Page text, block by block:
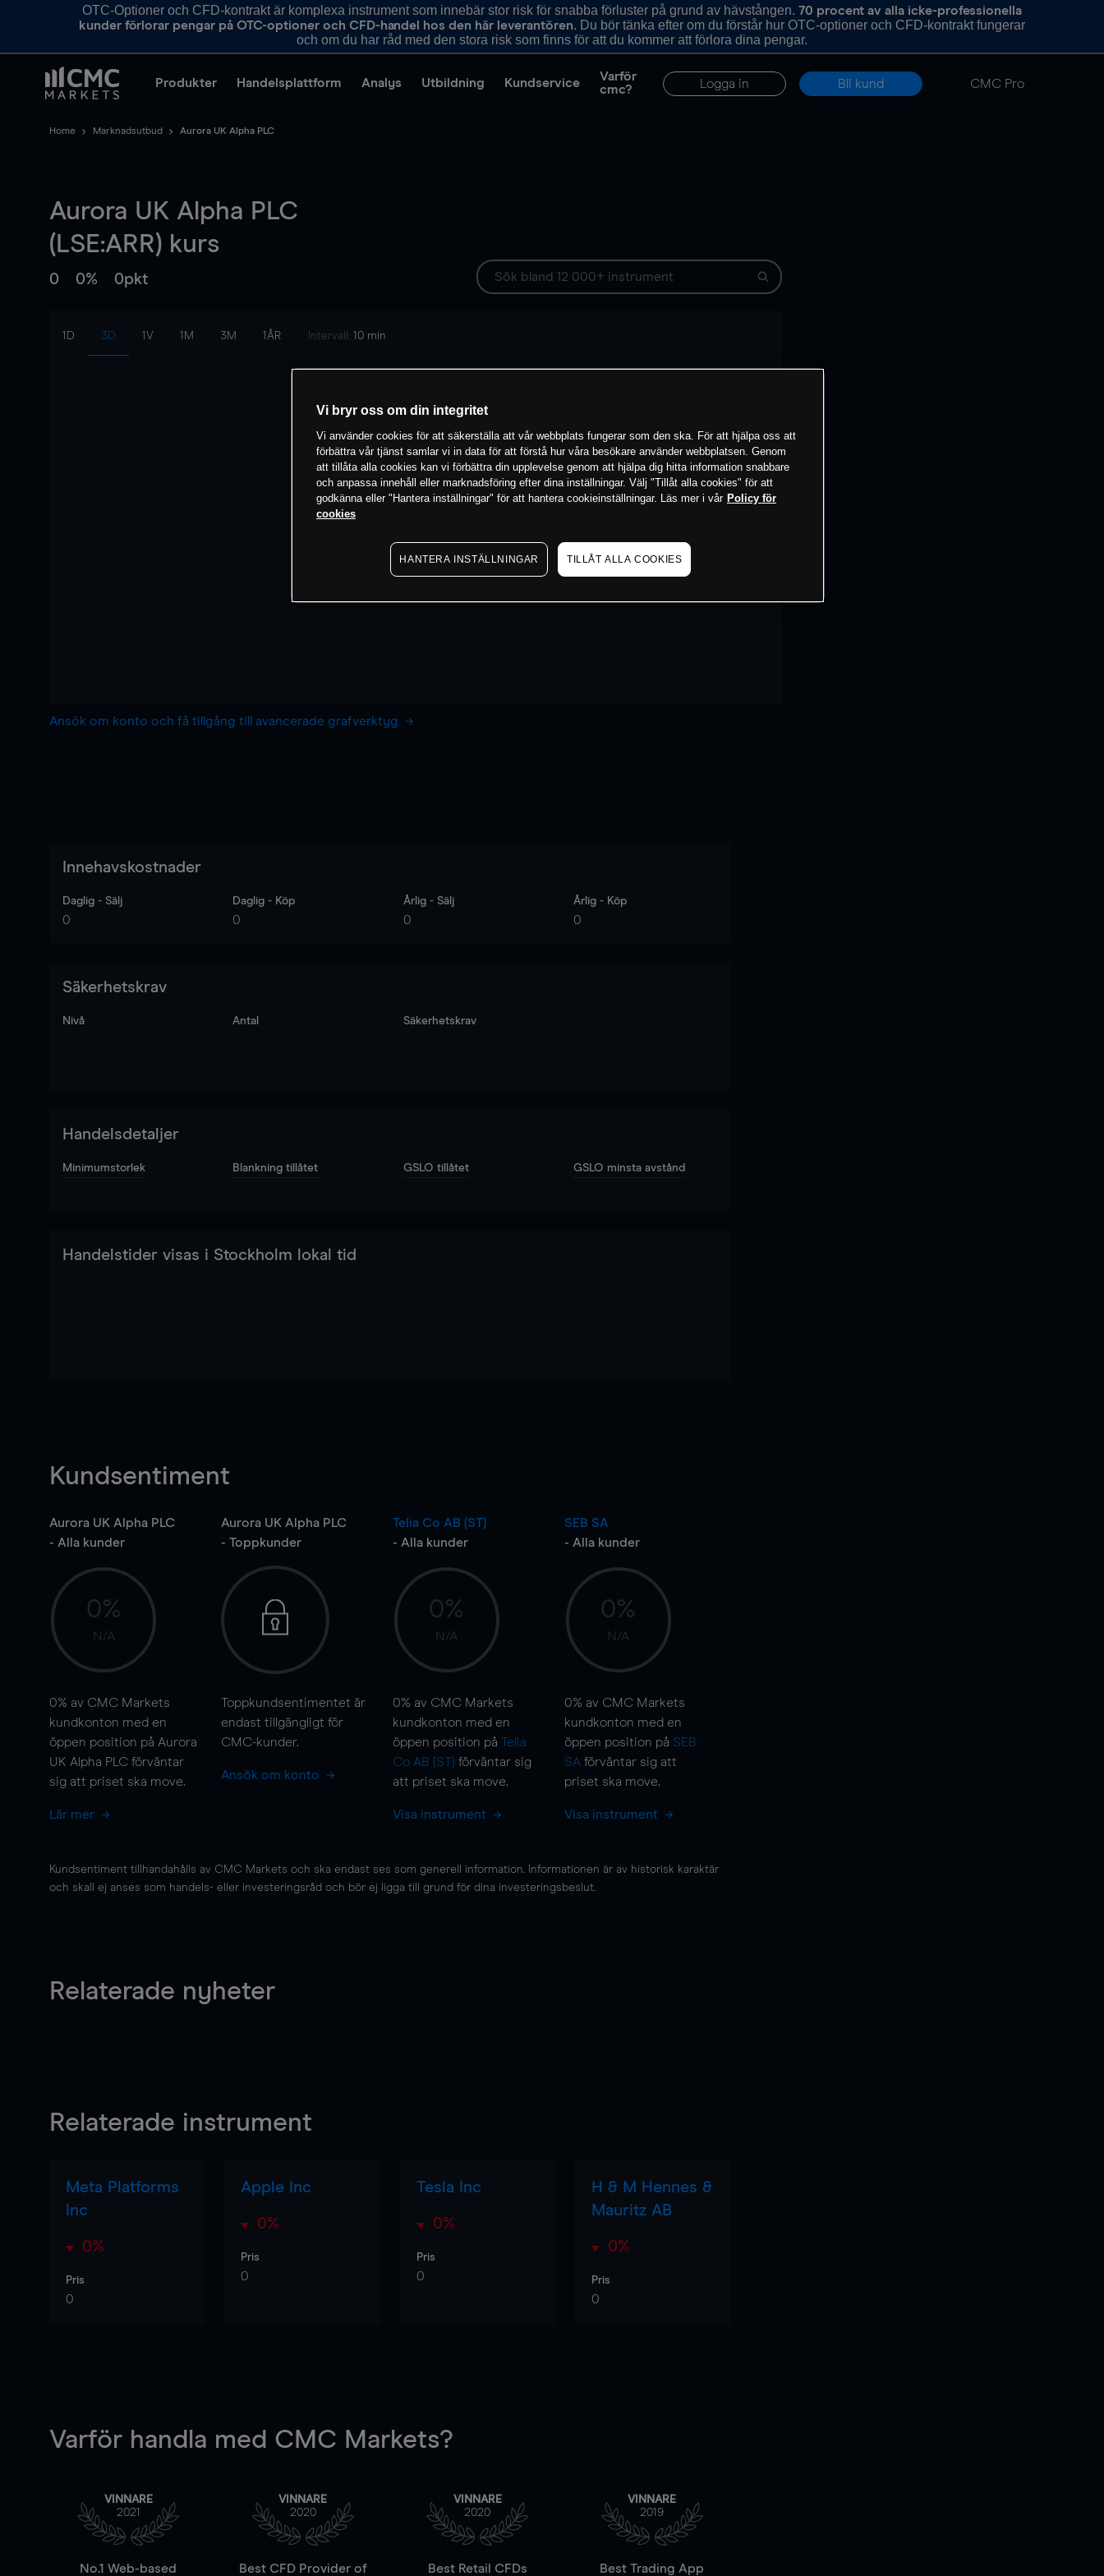
OTC-Optioner och CFD-kontrakt är komplexa instrument som innebär stor risk för snabba förluster på grund av hävstången. 70 procent av alla icke-professionella
kunder förlorar pengar på OTC-optioner och CFD-handel hos den här leverantören. Du bör tänka efter om du förstår hur OTC-optioner och CFD-kontrakt fungerar
och om du har råd med den stora risk som finns för att du kommer att förlora dina pengar.
Produkter Handelsplattform Analys Utbildning Kundservice
Varför
cmc?
Logga in Bli kund CMC Pro
Home Marknadsutbud Aurora UK Alpha PLC
Aurora UK Alpha PLC
(LSE:ARR) kurs
0 0% 0pkt
1D 3D 1V 1M 3M 1ÅR Intervall: 10 min
Ansök om konto och få tillgång till avancerade grafverktyg
Innehavskostnader
Daglig - Sälj
0
Daglig - Köp
0
Årlig - Sälj
0
Årlig - Köp
0
Säkerhetskrav
Nivå Antal Säkerhetskrav
Handelsdetaljer
Minimumstorlek Blankning tillåtet GSLO tillåtet GSLO minsta avstånd
Handelstider visas i Stockholm lokal tid
Kundsentiment
Aurora UK Alpha PLC
- Alla kunder
0%
N/A
0% av CMC Markets
kundkonton med en
öppen position på Aurora
UK Alpha PLC förväntar
sig att priset ska move.
Lär mer
Aurora UK Alpha PLC
- Toppkunder
Toppkundsentimentet är
endast tillgängligt för
CMC-kunder.
Ansök om konto
Telia Co AB (ST)
- Alla kunder
0%
N/A
0% av CMC Markets
kundkonton med en
öppen position på Telia
Co AB (ST) förväntar sig
att priset ska move.
Visa instrument
SEB SA
- Alla kunder
0%
N/A
0% av CMC Markets
kundkonton med en
öppen position på SEB
SA förväntar sig att
priset ska move.
Visa instrument
Kundsentiment tillhandahålls av CMC Markets och ska endast ses som generell information. Informationen är av historisk karaktär
och skall ej anses som handels- eller investeringsråd och bör ej ligga till grund för dina investeringsbeslut.
Relaterade nyheter
Relaterade instrument
Meta Platforms
Inc
0%
Pris
0
Apple Inc
0%
Pris
0
Tesla Inc
0%
Pris
0
H & M Hennes &
Mauritz AB
0%
Pris
0
Varför handla med CMC Markets?
VINNARE
2021
No.1 Web-based
VINNARE
2020
Best CFD Provider of
VINNARE
2020
Best Retail CFDs
VINNARE
2019
Best Trading App
Vi bryr oss om din integritet
Vi använder cookies för att säkerställa att vår webbplats fungerar som den ska. För att hjälpa oss att
förbättra vår tjänst samlar vi in data för att förstå hur våra besökare använder webbplatsen. Genom
att tillåta alla cookies kan vi förbättra din upplevelse genom att hjälpa dig hitta information snabbare
och anpassa innehåll eller marknadsföring efter dina inställningar. Välj "Tillåt alla cookies" för att
godkänna eller "Hantera inställningar" för att hantera cookieinställningar. Läs mer i vår Policy för
cookies
HANTERA INSTÄLLNINGAR TILLÅT ALLA COOKIES